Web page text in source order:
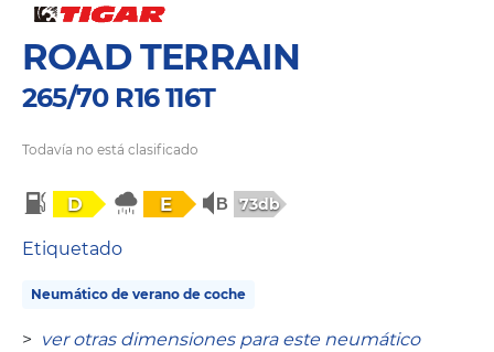
ROAD TERRAIN
265/70 R16 116T
Todavía no está clasificado
D E 73db
Etiquetado
Neumático de verano de coche
> ver otras dimensiones para este neumático